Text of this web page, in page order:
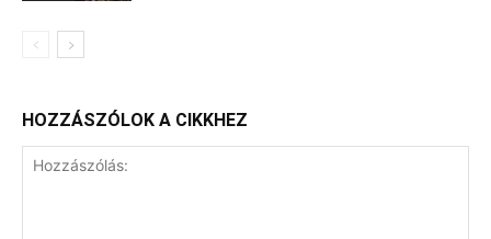
HOZZÁSZÓLOK A CIKKHEZ